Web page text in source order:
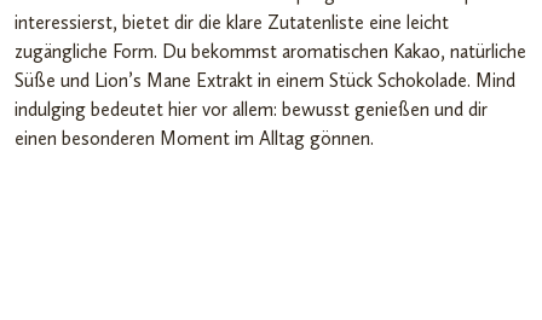
interessierst, bietet dir die klare Zutatenliste eine leicht
zugängliche Form. Du bekommst aromatischen Kakao, natürliche
Süße und Lion’s Mane Extrakt in einem Stück Schokolade. Mind
indulging bedeutet hier vor allem: bewusst genießen und dir
einen besonderen Moment im Alltag gönnen.